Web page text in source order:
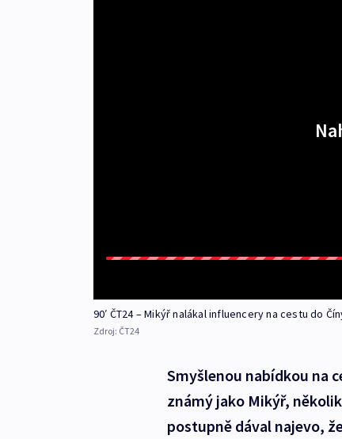
90′ ČT24 – Mikýř nalákal influencery na cestu do
Zdroj: ČT24
Smyšlenou nabídkou na
známý jako Mikýř,
postupně dával najevo,